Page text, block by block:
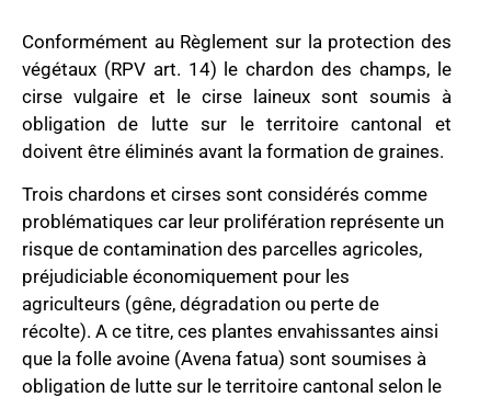
Conformément au Règlement sur la protection des
végétaux (RPV art. 14) le chardon des champs, le
cirse vulgaire et le cirse laineux sont soumis à
obligation de lutte sur le territoire cantonal et
doivent être éliminés avant la formation de graines.
Trois chardons et cirses sont considérés comme
problématiques car leur prolifération représente un
risque de contamination des parcelles agricoles,
préjudiciable économiquement pour les
agriculteurs (gêne, dégradation ou perte de
récolte). A ce titre, ces plantes envahissantes ainsi
que la folle avoine (Avena fatua) sont soumises à
obligation de lutte sur le territoire cantonal selon le